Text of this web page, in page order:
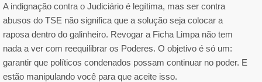
A indignação contra o Judiciário é legítima, mas ser contra
abusos do TSE não significa que a solução seja colocar a
raposa dentro do galinheiro. Revogar a Ficha Limpa não tem
nada a ver com reequilibrar os Poderes. O objetivo é só um:
garantir que políticos condenados possam continuar no poder. E
estão manipulando você para que aceite isso.